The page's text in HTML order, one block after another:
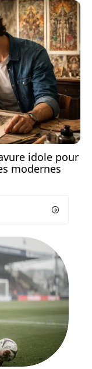
idole pour
modernes